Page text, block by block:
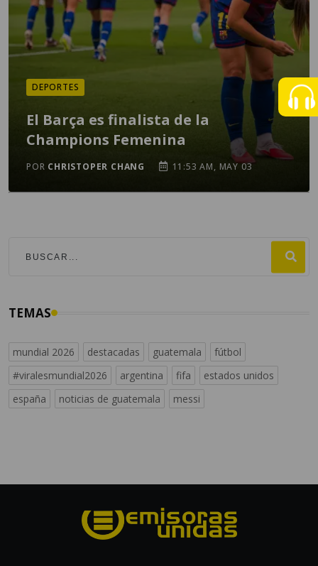
DEPORTES
El Barça es finalista de la
Champions Femenina
POR CHRISTOPER CHANG 11:53 AM, MAY 03
TEMAS
mundial 2026 destacadas guatemala
fútbol
#viralesmundial2026
argentina fifa
estados unidos
españa
noticias de guatemala messi